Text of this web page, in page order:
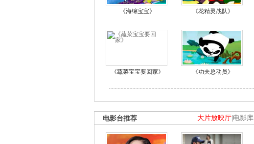
《海绵宝宝》 《花精灵战队》
《蔬菜宝宝要回家》 《功夫总动员》
大片放映厅 电影库
电影台推荐